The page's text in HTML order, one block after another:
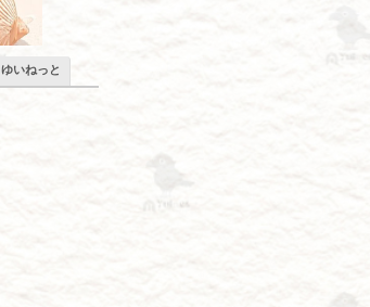
ゆいねっと